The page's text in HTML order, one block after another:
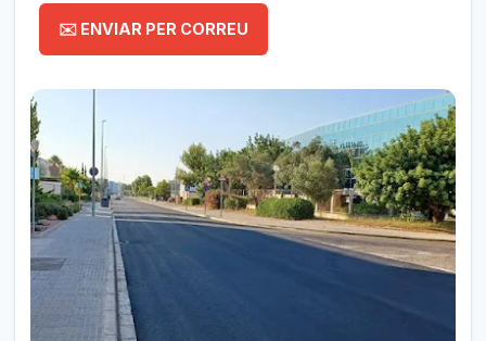
✉️ ENVIAR PER CORREU